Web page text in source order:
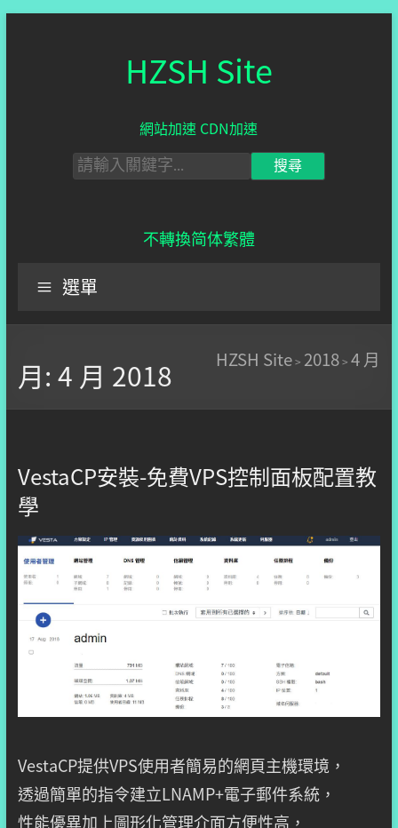
HZSH Site
網站加速 CDN加速
不轉換简体繁體
選單
月: 4 月 2018 HZSH Site> 2018>4 月
VestaCP安裝-免費VPS控制面板配置教
學
VestaCP提供VPS使用者簡易的網頁主機環境，
透過簡單的指令建立LNAMP+電子郵件系統，
性能優異加上圖形化管理介面方便性高，